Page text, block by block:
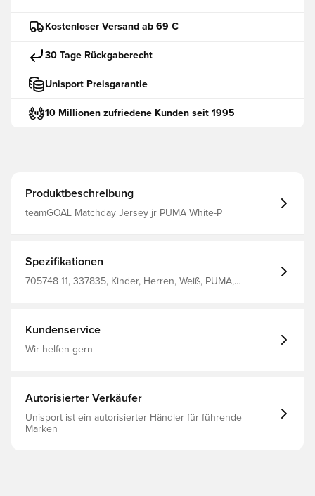
Kostenloser Versand ab 69 €
30 Tage Rückgaberecht
Unisport Preisgarantie
10 Millionen zufriedene Kunden seit 1995
Produktbeschreibung
teamGOAL Matchday Jersey jr PUMA White-P
Spezifikationen
705748 11, 337835, Kinder, Herren, Weiß, PUMA,
Kundenservice
Wir helfen gern
Autorisierter Verkäufer
Unisport ist ein autorisierter Händler für führende
Marken